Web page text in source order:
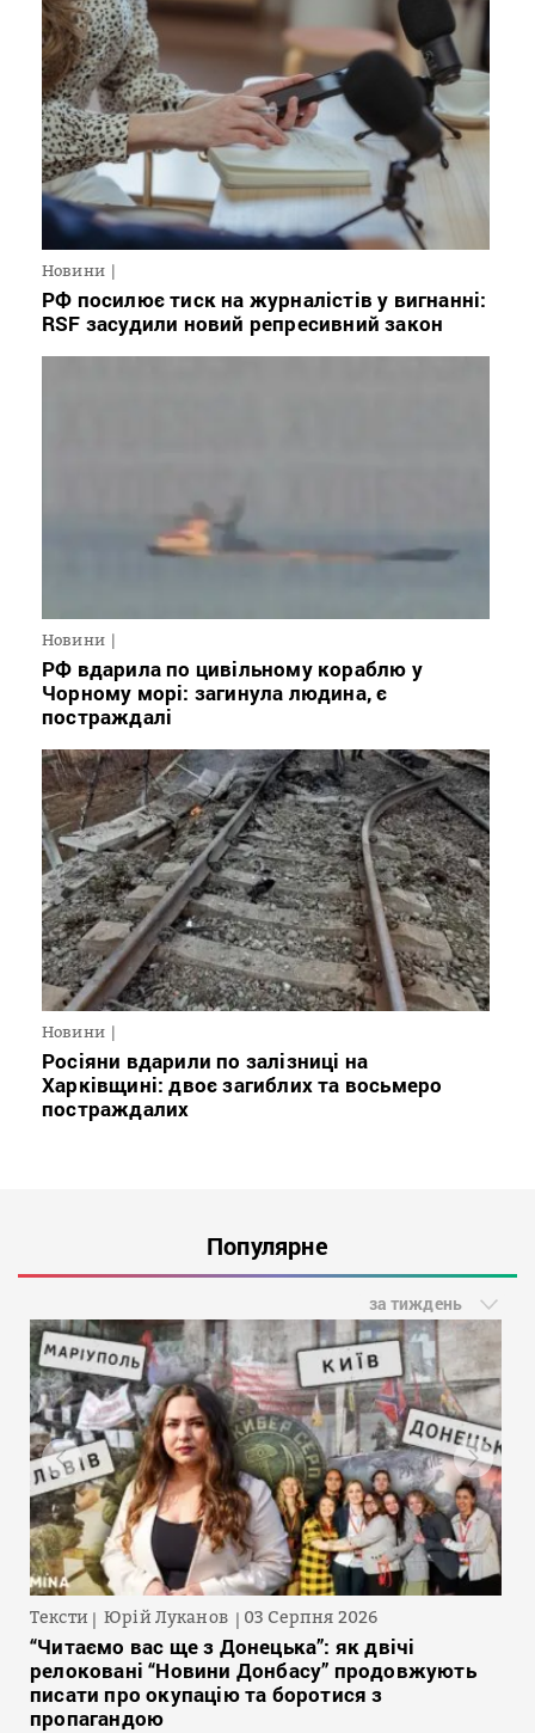
Новини
РФ посилює тиск на журналістів у вигнанні:
RSF засудили новий репресивний закон
Новини
РФ вдарила по цивільному кораблю у
Чорному морі: загинула людина, є
постраждалі
Новини
Росіяни вдарили по залізниці на
Харківщині: двоє загиблих та восьмеро
постраждалих
Популярне
за тиждень
Тексти Юрій Луканов 03 Серпня 2026
“Читаємо вас ще з Донецька”: як двічі
релоковані “Новини Донбасу” продовжують
писати про окупацію та боротися з
пропагандою